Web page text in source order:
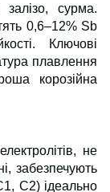
сурма.
0,6–12% Sb
Ключові
плавлення
корозійна
не
забезпечують
С2) ідеально